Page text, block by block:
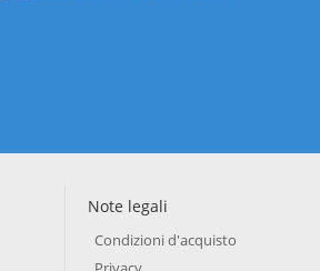
Note legali
Condizioni d'acquisto